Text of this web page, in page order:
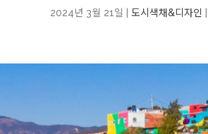
2024년 3월 21일 도시색채&디자인